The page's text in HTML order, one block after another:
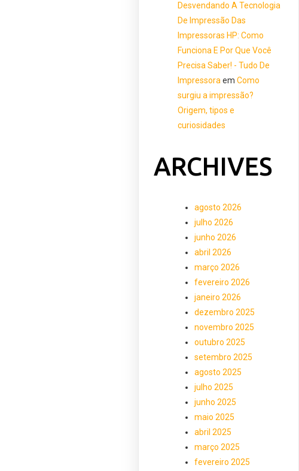
Desvendando A Tecnologia
De Impressão Das
Impressoras HP: Como
Funciona E Por Que Você
Precisa Saber! - Tudo De
ImpressoraemComo
surgiu a impressão?
Origem, tipos e
curiosidades
ARCHIVES
agosto 2026
julho 2026
junho 2026
abril 2026
março 2026
fevereiro 2026
janeiro 2026
dezembro 2025
novembro 2025
outubro 2025
setembro 2025
agosto 2025
julho 2025
junho 2025
maio 2025
abril 2025
março 2025
fevereiro 2025